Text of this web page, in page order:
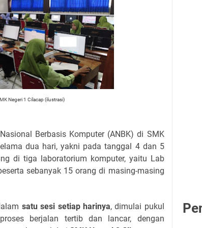
Negeri 1 Cilacap (ilustrasi)
Berbasis Komputer (ANBK) di SMK
dua hari, yakni pada tanggal 4 dan 5
di tiga laboratorium komputer, yaitu Lab
sebanyak 15 orang di masing-masing
satu sesi setiap harinya, dimulai pukul
berjalan tertib dan lancar, dengan